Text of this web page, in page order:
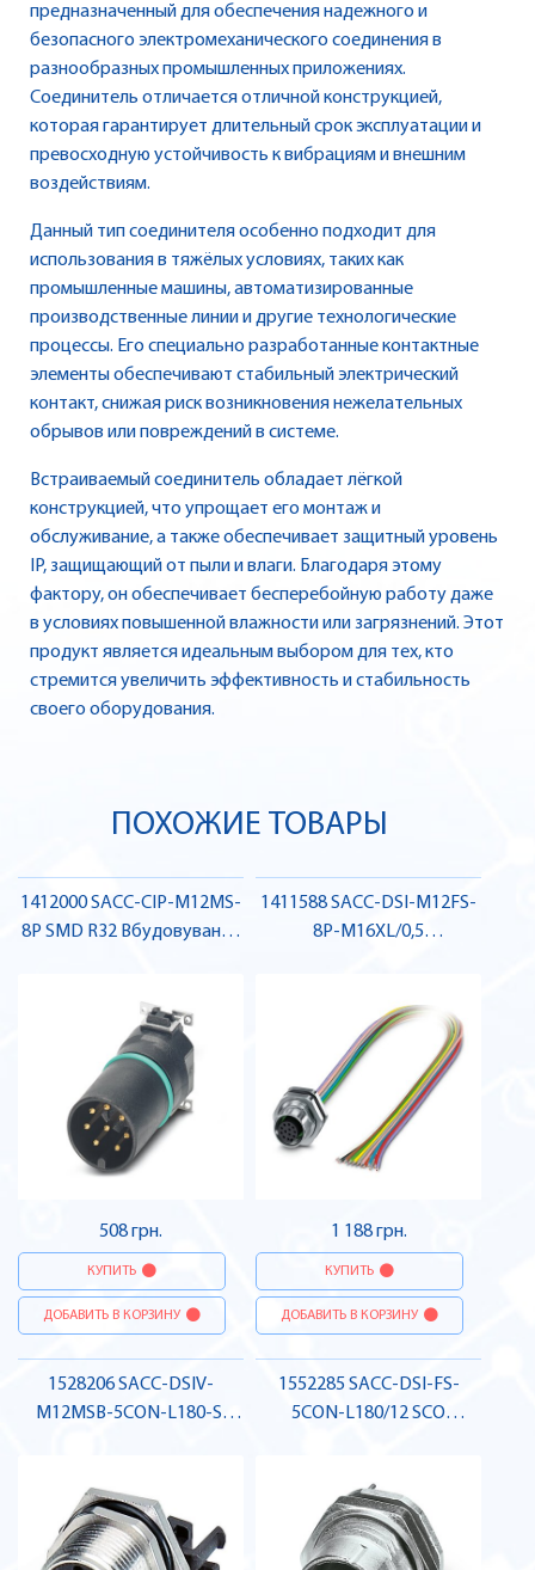
предназначенный для обеспечения надежного и
безопасного электромеханического соединения в
разнообразных промышленных приложениях.
Соединитель отличается отличной конструкцией,
которая гарантирует длительный срок эксплуатации и
превосходную устойчивость к вибрациям и внешним
воздействиям.
Данный тип соединителя особенно подходит для
использования в тяжёлых условиях, таких как
промышленные машины, автоматизированные
производственные линии и другие технологические
процессы. Его специально разработанные контактные
элементы обеспечивают стабильный электрический
контакт, снижая риск возникновения нежелательных
обрывов или повреждений в системе.
Встраиваемый соединитель обладает лёгкой
конструкцией, что упрощает его монтаж и
обслуживание, а также обеспечивает защитный уровень
IP, защищающий от пыли и влаги. Благодаря этому
фактору, он обеспечивает бесперебойную работу даже
в условиях повышенной влажности или загрязнений. Этот
продукт является идеальным выбором для тех, кто
стремится увеличить эффективность и стабильность
своего оборудования.
ПОХОЖИЕ ТОВАРЫ
1412000 SACC-CIP-M12MS-
8P SMD R32 Вбудовуваний
508 грн.
КУПИТЬ
ДОБАВИТЬ В КОРЗИНУ
1411588 SACC-DSI-M12FS-
8P-M16XL/0,5
1 188 грн.
КУПИТЬ
ДОБАВИТЬ В КОРЗИНУ
1528206 SACC-DSIV-
M12MSB-5CON-L180-SI
елемента, штекер , Pheonix
Contact
1552285 SACC-DSI-FS-
5CON-L180/12 SCO
елемента, гніздо , Pheonix
Contact